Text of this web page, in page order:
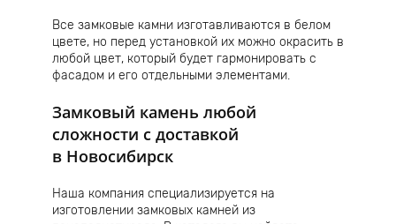
Все замковые камни изготавливаются в белом
цвете, но перед установкой их можно окрасить в
любой цвет, который будет гармонировать с
фасадом и его отдельными элементами.
Замковый камень любой
сложности с доставкой
в Новосибирск
Наша компания специализируется на
изготовлении замковых камней из